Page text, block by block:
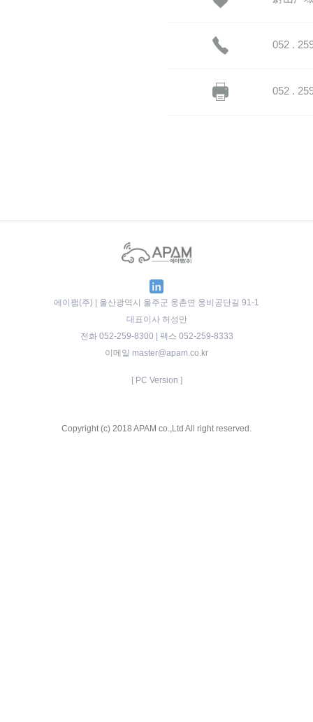
052 .
052 .
에이팸(주) | 울산광역시 울주군 웅촌면 웅비공단길 91-1
대표이사 허성만
전화 052-259-8300 | 팩스 052-259-8333
이메일 master@apam.co.kr
[ PC Version ]
Copyright (c) 2018 APAM co.,Ltd All right reserved.